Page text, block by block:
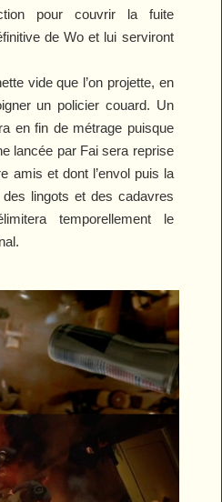
pour couvrir la fuite
de Wo et lui serviront
vide que l’on projette, en
un policier couard. Un
en fin de métrage puisque
lancée par Fai sera reprise
amis et dont l’envol puis la
lingots et des cadavres
temporellement le